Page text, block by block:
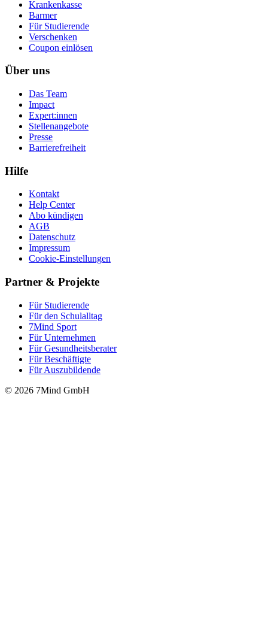
Krankenkasse
Barmer
Für Studierende
Ver­schen­ken
Coupon einlösen
Über uns
Das Team
Impact
Expert:innen
Stellenangebote
Presse
Barrierefreiheit
Hilfe
Kontakt
Help Center
Abo kündigen
AGB
Datenschutz
Impressum
Cookie-Einstellungen
Partner & Projekte
Für Stu­die­rende
Für den Schulalltag
7Mind Sport
Für Unter­neh­men
Für Gesund­heits­be­ra­ter
Für Beschäftigte
Für Auszubildende
© 2026 7Mind GmbH